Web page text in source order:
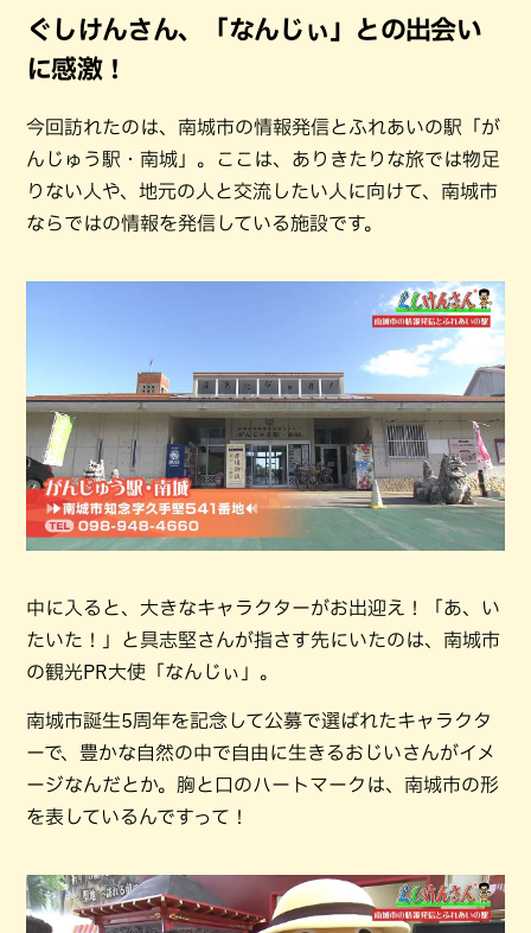
ぐしけんさん、「なんじぃ」との出会い
に感激！
今回訪れたのは、南城市の情報発信とふれあいの駅「が
んじゅう駅・南城」。ここは、ありきたりな旅では物足
りない人や、地元の人と交流したい人に向けて、南城市
ならではの情報を発信している施設です。
中に入ると、大きなキャラクターがお出迎え！「あ、い
たいた！」と具志堅さんが指さす先にいたのは、南城市
の観光PR大使「なんじぃ」。
南城市誕生5周年を記念して公募で選ばれたキャラクタ
ーで、豊かな自然の中で自由に生きるおじいさんがイメ
ージなんだとか。胸と口のハートマークは、南城市の形
を表しているんですって！